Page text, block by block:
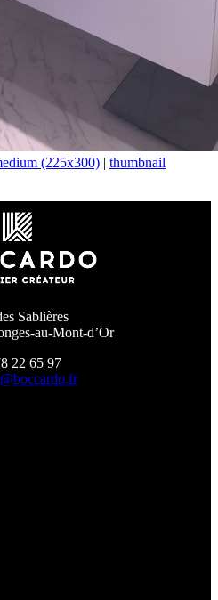
(225x300) | thumbnail
Sablières
au-Mont-d’Or
22 65 97